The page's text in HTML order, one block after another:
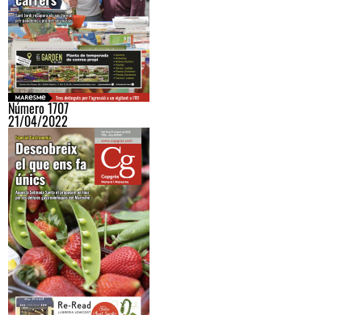
Número 1707
21/04/2022